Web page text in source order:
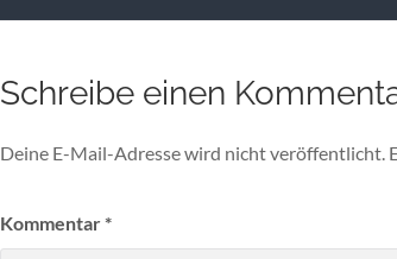
Schreibe einen
Deine E-Mail-Adresse wird nicht veröffentlicht.
Kommentar*